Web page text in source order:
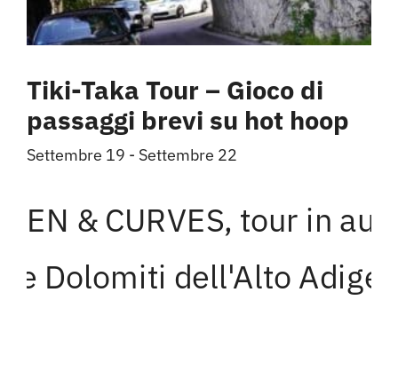
Tiki-Taka Tour – Gioco di
passaggi brevi su hot hoop
Settembre 19 - Settembre 22